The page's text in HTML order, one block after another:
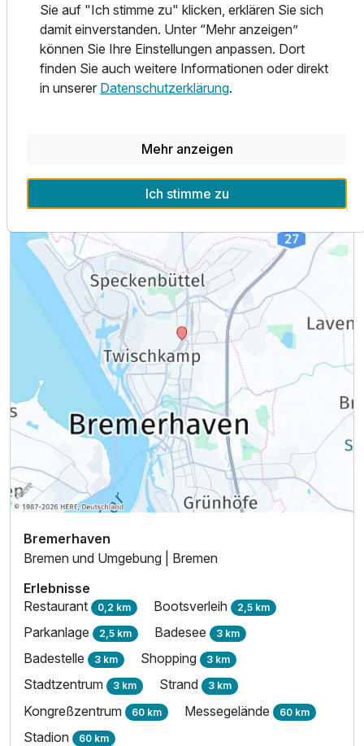
Alle Infos zum Atlantic Hotel am Flötenkiel
Lage & Umgebung
Bremerhaven
Bremen und Umgebung | Bremen
Erlebnisse
Restaurant 0,2 km Bootsverleih 2,5 km
Parkanlage 2,5 km Badesee 3 km
Badestelle 3 km Shopping 3 km
Stadtzentrum 3 km Strand 3 km
Kongreßzentrum 60 km Messegelände 60 km
Stadion 60 km
Sie auf "Ich stimme zu" klicken, erklären Sie sich
damit einverstanden. Unter “Mehr anzeigen”
können Sie Ihre Einstellungen anpassen. Dort
finden Sie auch weitere Informationen oder direkt
in unserer Datenschutzerklärung.
Mehr anzeigen
Ich stimme zu